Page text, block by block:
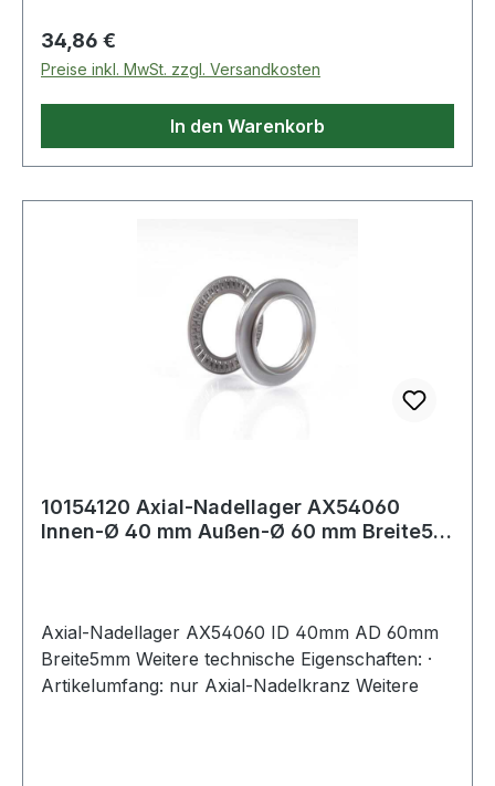
Regulärer Preis:
34,86 €
Preise inkl. MwSt. zzgl. Versandkosten
In den Warenkorb
10154120 Axial-Nadellager AX54060
Innen-Ø 40 mm Außen-Ø 60 mm Breite5
Axial-Nadellager AX54060 ID 40mm AD 60mm
Breite5mm Weitere technische Eigenschaften: ·
Artikelumfang: nur Axial-Nadelkranz Weitere